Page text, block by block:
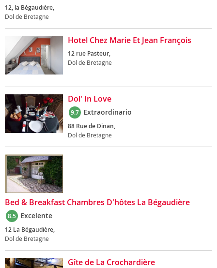
12, la Bégaudière,
Dol de Bretagne
Hotel Chez Marie Et Jean François
12 rue Pasteur,
Dol de Bretagne
Dol' In Love
9.7 Extraordinario
88 Rue de Dinan,
Dol de Bretagne
Bed & Breakfast Chambres D'hôtes La Bégaudière
8.5 Excelente
12 La Bégaudière,
Dol de Bretagne
Gîte de La Crochardière